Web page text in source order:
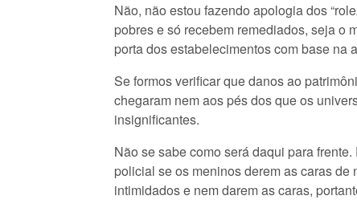
Não, não estou fazendo apologia dos
pobres e só recebem remediados, seja o
porta dos estabelecimentos com base na
Se formos verificar que danos ao
chegaram nem aos pés dos que os
insignificantes.
Não se sabe como será daqui para
policial se os meninos derem as caras
intimidados e nem darem as caras,